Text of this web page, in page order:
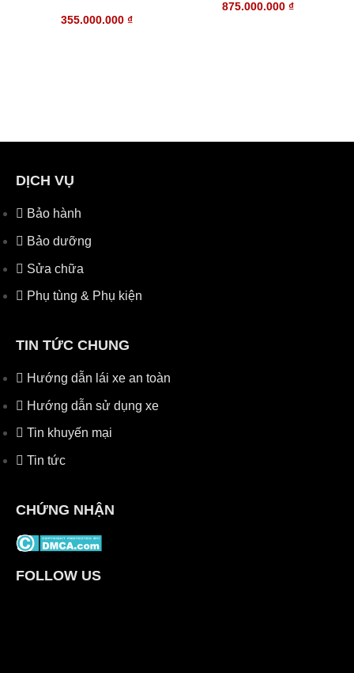
355.000.000 ₫
875.000.000 ₫
DỊCH VỤ
Bảo hành
Bảo dưỡng
Sửa chữa
Phụ tùng & Phụ kiện
TIN TỨC CHUNG
Hướng dẫn lái xe an toàn
Hướng dẫn sử dụng xe
Tin khuyến mại
Tin tức
CHỨNG NHẬN
FOLLOW US